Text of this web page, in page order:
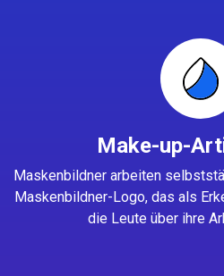
Make-up-
Maskenbildner arbeiten
Maskenbildner-Logo, das als
die Leute über ihre